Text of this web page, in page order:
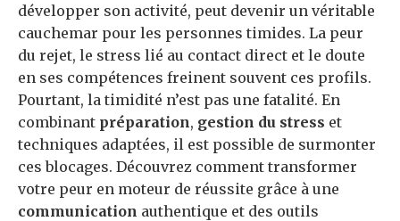
développer son activité, peut devenir un véritable
cauchemar pour les personnes timides. La peur
du rejet, le stress lié au contact direct et le doute
en ses compétences freinent souvent ces profils.
Pourtant, la timidité n’est pas une fatalité. En
combinant préparation, gestion du stress et
techniques adaptées, il est possible de surmonter
ces blocages. Découvrez comment transformer
votre peur en moteur de réussite grâce à une
communication authentique et des outils